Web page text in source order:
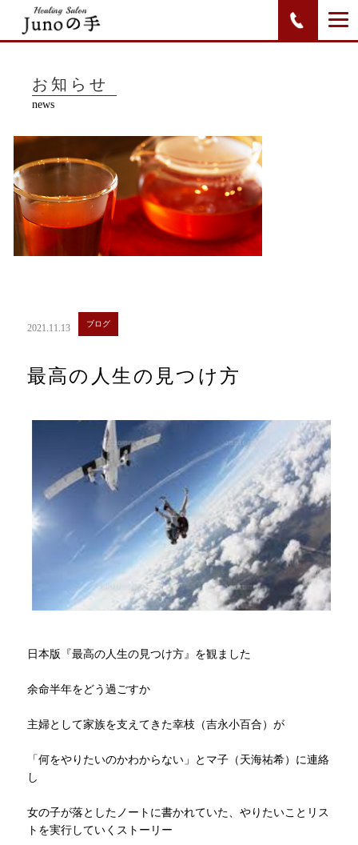
お知らせ
news
2021.11.13 ブログ
最高の人生の見つけ方
日本版『最高の人生の見つけ方』を観ました
余命半年をどう過ごすか
主婦として家族を支えてきた幸枝（吉永小百合）が
「何をやりたいのかわからない」とマ子（天海祐希）に連絡
し
女の子が落としたノートに書かれていた、やりたいことリス
トを実行していくストーリー